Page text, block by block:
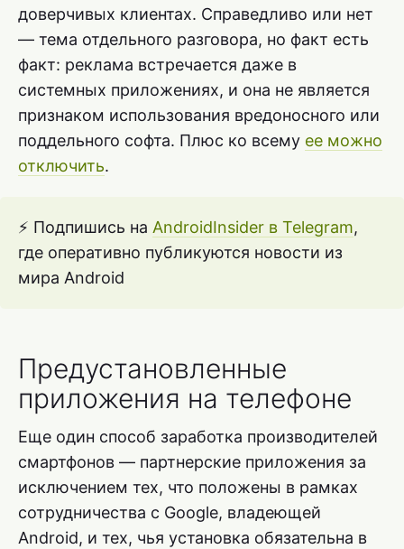
доверчивых клиентах. Справедливо или нет
— тема отдельного разговора, но факт есть
факт: реклама встречается даже в
системных приложениях, и она не является
признаком использования вредоносного или
поддельного софта. Плюс ко всему ее можно
отключить.
⚡ Подпишись на AndroidInsider в Telegram,
где оперативно публикуются новости из
мира Android
Предустановленные
приложения на телефоне
Еще один способ заработка производителей
смартфонов — партнерские приложения за
исключением тех, что положены в рамках
сотрудничества с Google, владеющей
Android, и тех, чья установка обязательна в